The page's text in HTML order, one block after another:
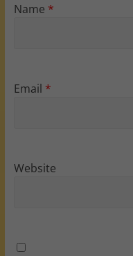
Name *
Email *
Website